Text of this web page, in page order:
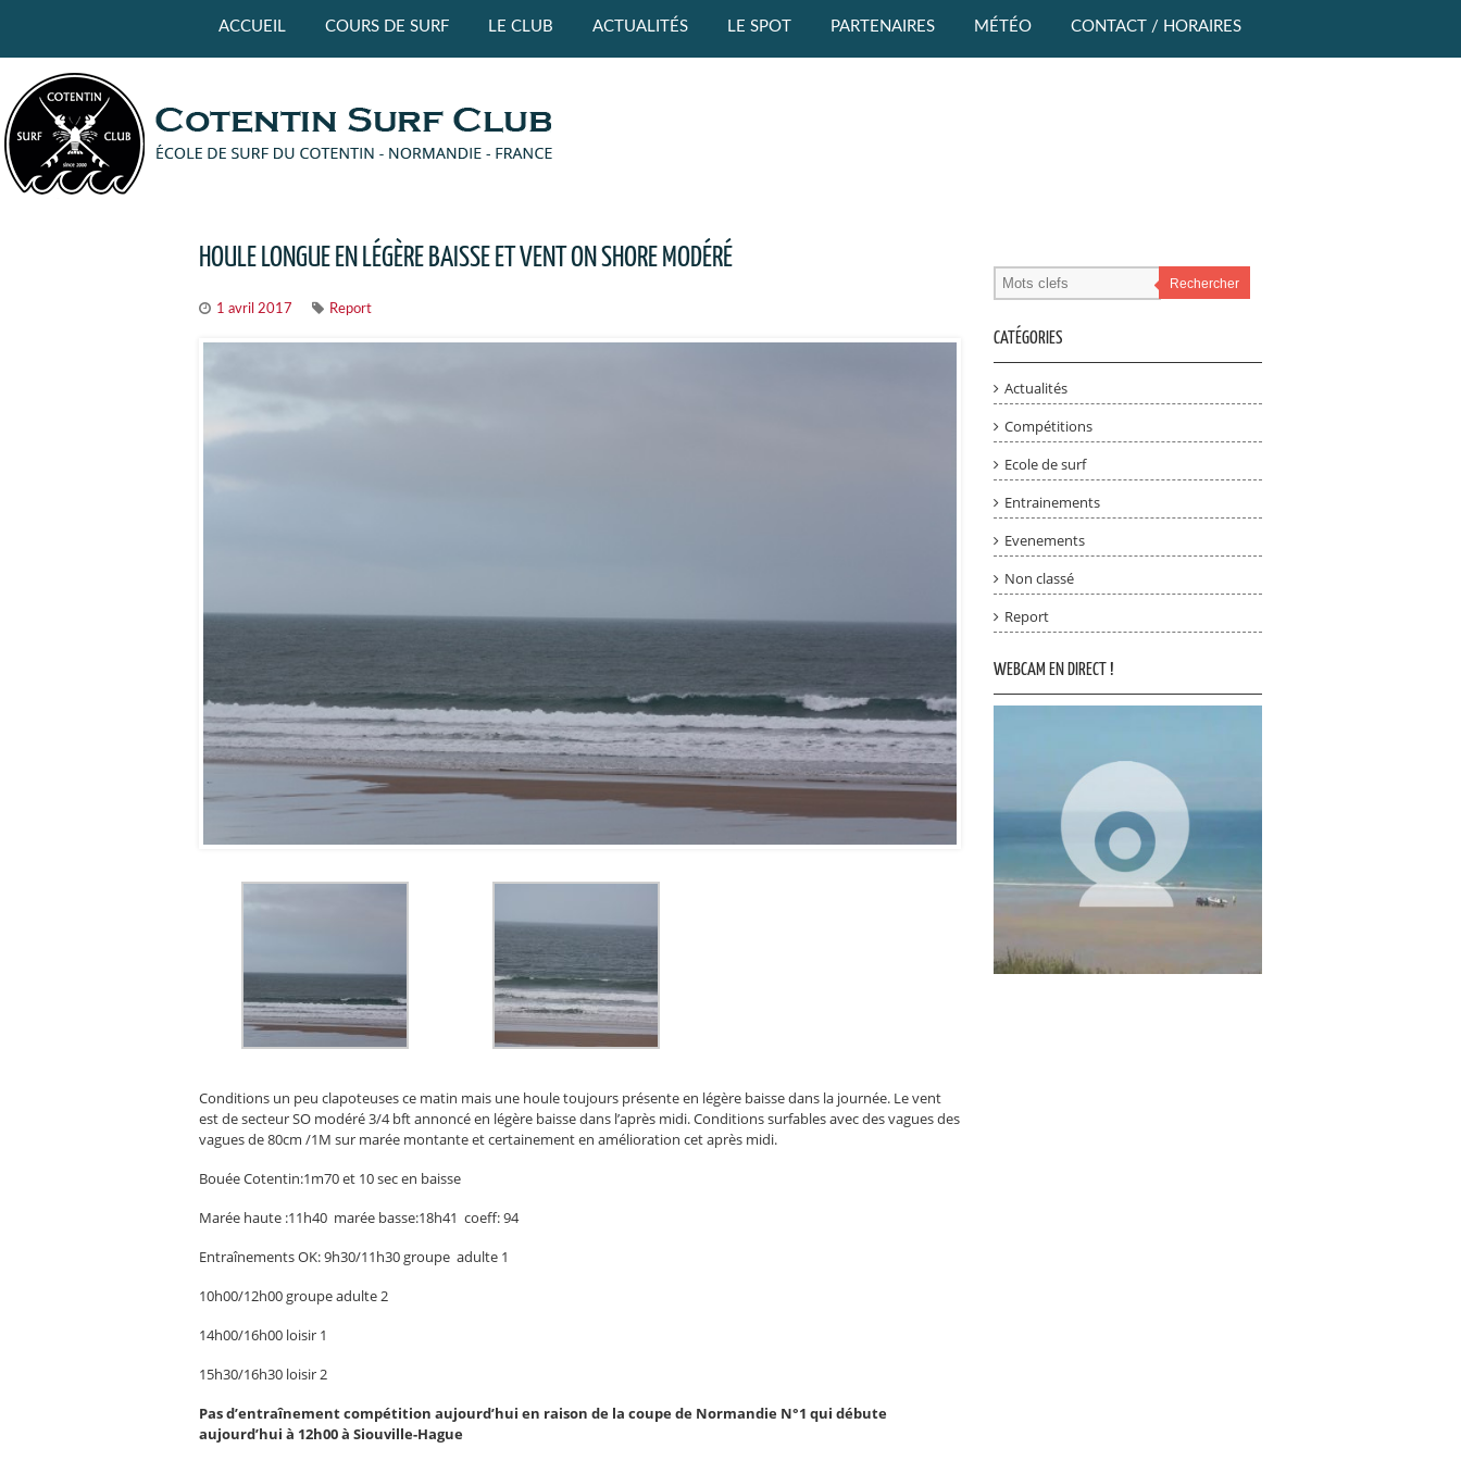
ACCUEIL COURS DE SURF LE CLUB ACTUALITÉS LE SPOT PARTENAIRES MÉTÉO CONTACT / HORAIRES
HOULE LONGUE EN LÉGÈRE BAISSE ET VENT ON SHORE MODÉRÉ
1 avril 2017 Report
Conditions un peu clapoteuses ce matin mais une houle toujours présente en légère baisse dans la journée. Le vent
est de secteur SO modéré 3/4 bft annoncé en légère baisse dans l’après midi. Conditions surfables avec des vagues des
vagues de 80cm /1M sur marée montante et certainement en amélioration cet après midi.
Bouée Cotentin:1m70 et 10 sec en baisse
Marée haute :11h40 marée basse:18h41 coeff: 94
Entraînements OK: 9h30/11h30 groupe adulte 1
10h00/12h00 groupe adulte 2
14h00/16h00 loisir 1
15h30/16h30 loisir 2
Pas d’entraînement compétition aujourd’hui en raison de la coupe de Normandie N°1 qui débute
aujourd’hui à 12h00 à Siouville-Hague
Rechercher
CATÉGORIES
Actualités
Compétitions
Ecole de surf
Entrainements
Evenements
Non classé
Report
WEBCAM EN DIRECT !